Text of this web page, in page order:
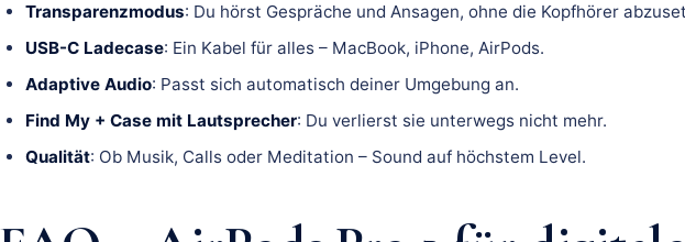
Transparenzmodus: Du hörst Gespräche und Ansagen, ohne die Kopfhörer
USB-C Ladecase: Ein Kabel für alles – MacBook, iPhone, AirPods.
Adaptive Audio: Passt sich automatisch deiner Umgebung an.
Find My + Case mit Lautsprecher: Du verlierst sie unterwegs nicht mehr.
Qualität: Ob Musik, Calls oder Meditation – Sound auf höchstem Level.